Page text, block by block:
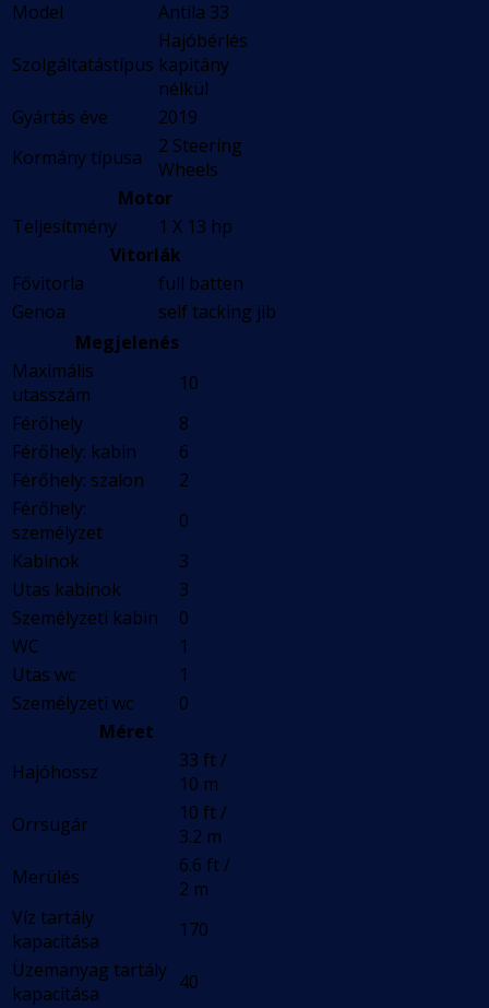
Model
Antila 33
Szolgáltatástípus
Hajóbérlés
kapitány
nélkül
Gyártás éve
2019
Kormány típusa
2 Steering
Wheels
Motor
Teljesítmény
1 X 13 hp
Vitorlák
Fővitorla
full batten
Genoa
self tacking jib
Megjelenés
Maximális
utasszám
10
Férőhely
8
Férőhely: kabin
6
Férőhely: szalon
2
Férőhely:
személyzet
0
Kabinok
3
Utas kabinok
3
Személyzeti kabin
0
WC
1
Utas wc
1
Személyzeti wc
0
Méret
Hajóhossz
33 ft /
10 m
Orrsugár
10 ft /
3.2 m
Merülés
6.6 ft /
2 m
Víz tartály
kapacitása
170
Üzemanyag tartály
kapacitása
40